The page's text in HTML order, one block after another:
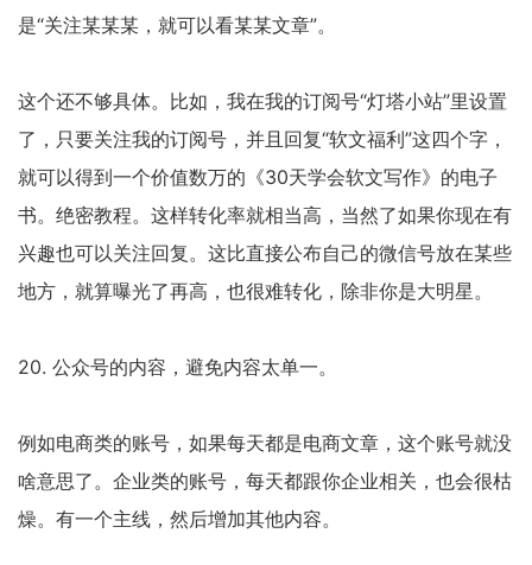
是“关注某某某，就可以看某某文章”。
这个还不够具体。比如，我在我的订阅号“灯塔小站”里设置
了，只要关注我的订阅号，并且回复“软文福利”这四个字，
就可以得到一个价值数万的《30天学会软文写作》的电子
书。绝密教程。这样转化率就相当高，当然了如果你现在有
兴趣也可以关注回复。这比直接公布自己的微信号放在某些
地方，就算曝光了再高，也很难转化，除非你是大明星。
20. 公众号的内容，避免内容太单一。
例如电商类的账号，如果每天都是电商文章，这个账号就没
啥意思了。企业类的账号，每天都跟你企业相关，也会很枯
燥。有一个主线，然后增加其他内容。